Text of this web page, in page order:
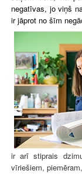
negatīvas, jo viņš
ir jāprot no šīm
ir arī stiprais
vīriešiem,